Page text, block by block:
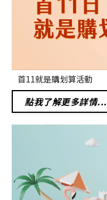
首11就是購划算活動
點我了解更多詳情...